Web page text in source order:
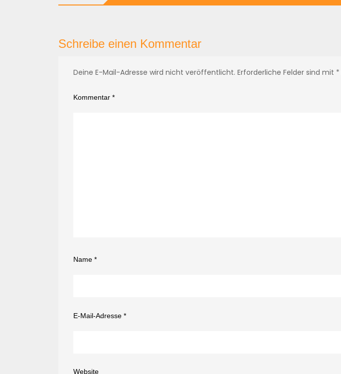
Schreibe einen Kommentar
Deine E-Mail-Adresse wird nicht veröffentlicht. Erforderliche Felder sind mit *
Kommentar *
Name *
E-Mail-Adresse *
Website